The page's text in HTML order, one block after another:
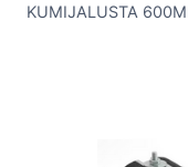
KUMIJALUSTA